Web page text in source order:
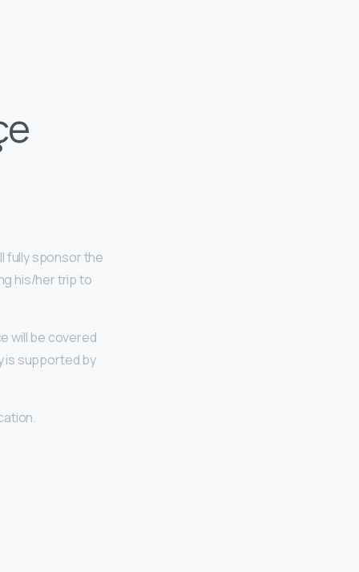
fully sponsor the
his/her trip to
will be covered
is supported by